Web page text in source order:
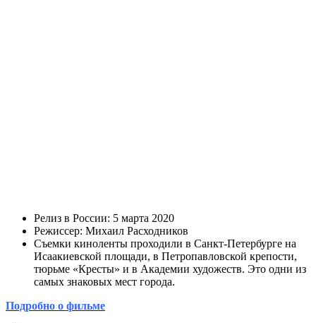
Релиз в России: 5 марта 2020
Режиссер: Михаил Расходников
Съемки киноленты проходили в Санкт-Петербурге на
Исаакиевской площади, в Петропавловской крепости,
тюрьме «Кресты» и в Академии художеств. Это одни из
самых знаковых мест города.
Подробно о фильме